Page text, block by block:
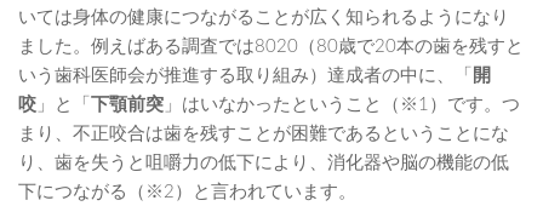
いては身体の健康につながることが広く知られるようになり
ました。例えばある調査では8020（80歳で20本の歯を残すと
いう歯科医師会が推進する取り組み）達成者の中に、「 開
咬 」と「 下顎前突 」はいなかったということ（※1）です。つ
まり、不正咬合は歯を残すことが困難であるということにな
り、歯を失うと咀嚼力の低下により、消化器や脳の機能の低
下につながる（※2）と言われています。